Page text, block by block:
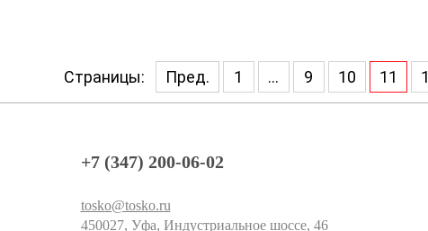
Страницы: Пред. 1 ... 9 10 11
+7 (347) 200-06-02
tosko@tosko.ru
450027, Уфа, Индустриальное шоссе, 46